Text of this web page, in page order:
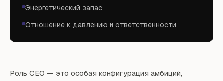
Энергетический запас
Отношение к давлению и ответственности
Роль CEO — это особая конфигурация амбиций,